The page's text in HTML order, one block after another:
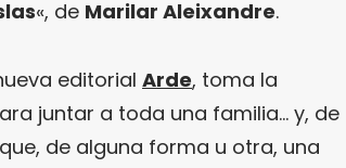
«, de Marilar Aleixandre.
editorial Arde, toma la
juntar a toda una familia… y, de
de alguna forma u otra, una